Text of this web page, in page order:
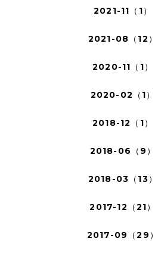
2021-11（1）
2021-08（12）
2020-11（1）
2020-02（1）
2018-12（1）
2018-06（9）
2018-03（13）
2017-12（21）
2017-09（29）